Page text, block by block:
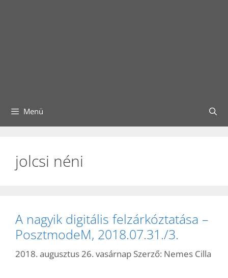
Menü
jolcsi néni
A nagyik digitális felzárkóztatása –
PosztmodeM, 2018.07.31./3.
2018. augusztus 26. vasárnap Szerző: Nemes Cilla